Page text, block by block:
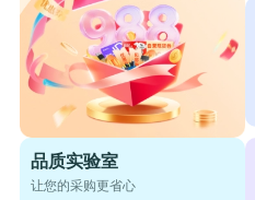
品质实验室
让您的采购更省心